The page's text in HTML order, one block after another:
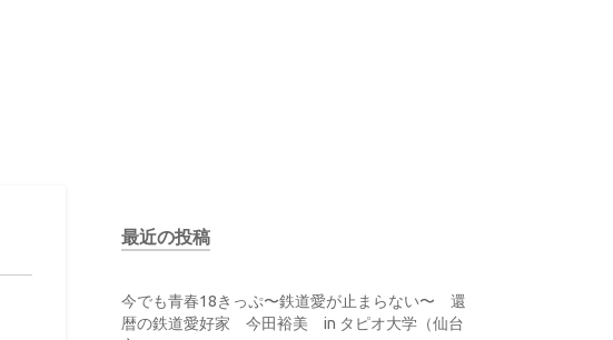
最近の投稿
今でも青春18きっぷ〜鉄道愛が止まらない〜 還
暦の鉄道愛好家 今田裕美 in タピオ大学（仙台